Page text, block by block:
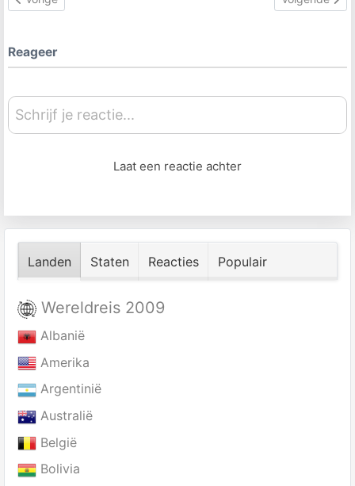
Reageer
Schrijf je reactie...
Laat een reactie achter
Landen Staten Reacties Populair
Wereldreis 2009
Albanië
Amerika
Argentinië
Australië
België
Bolivia